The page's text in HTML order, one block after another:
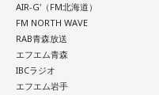
AIR-G'（FM北海道）
FM NORTH WAVE
RAB青森放送
エフエム青森
IBCラジオ
エフエム岩手